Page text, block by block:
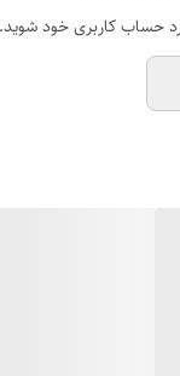
حساب کاربری خود شوید.